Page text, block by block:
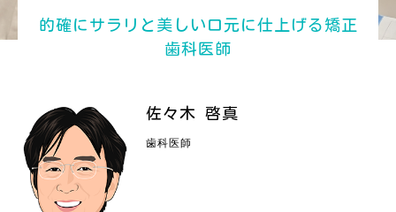
的確にサラリと美しい口元に仕上げる矯正
歯科医師
佐々木 啓真
歯科医師